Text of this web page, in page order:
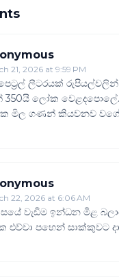
21, 2026 at 9:59 PM
ලීටරයක් රුපියල්වලින්
350යි ලෝක
මිල ගණන් කියවනව
22, 2026 at 6:06 AM
වැඩිම ඉන්ධන මිළ
එව්වා පහෙන් සාක්කුවට